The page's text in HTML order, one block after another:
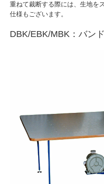
バイアス関係
検反機
重ねて裁断する際には、生地を
仕様もございます。
DBK/EBK/MBK：バン